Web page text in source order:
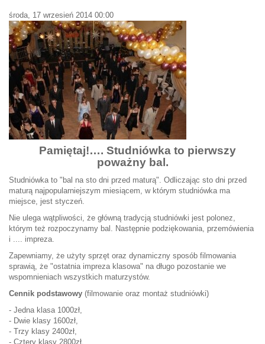
środa, 17 wrzesień 2014 00:00
Pamiętaj!…. Studniówka to pierwszy
poważny bal.
Studniówka to "bal na sto dni przed maturą". Odliczając sto dni przed
maturą najpopularniejszym miesiącem, w którym studniówka ma
miejsce, jest styczeń.
Nie ulega wątpliwości, że główną tradycją studniówki jest polonez,
którym też rozpoczynamy bal. Następnie podziękowania, przemówienia
i .... impreza.
Zapewniamy, że użyty sprzęt oraz dynamiczny sposób filmowania
sprawią, że "ostatnia impreza klasowa" na długo pozostanie we
wspomnieniach wszystkich maturzystów.
Cennik podstawowy (filmowanie oraz montaż studniówki)
- Jedna klasa 1000zł,
- Dwie klasy 1600zł,
- Trzy klasy 2400zł,
- Cztery klasy 2800zł,